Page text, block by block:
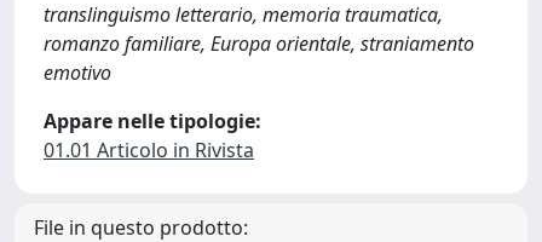
translinguismo letterario, memoria traumatica,
romanzo familiare, Europa orientale, straniamento
emotivo
Appare nelle tipologie:
01.01 Articolo in Rivista
File in questo prodotto: